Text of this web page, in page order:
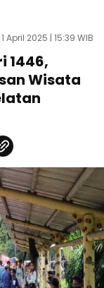
April 2025 | 15:39 WIB
1446,
Wisata